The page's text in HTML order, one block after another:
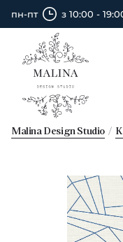
пн-пт з 10:00 -
Malina Design Studio